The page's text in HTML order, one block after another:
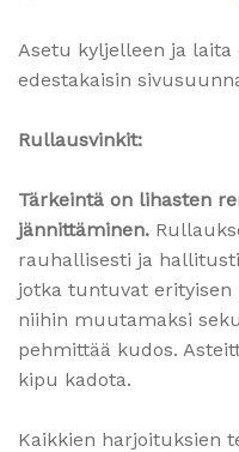
Asetu kyljelleen ja
edestakaisin
Rullausvinkit:
Tärkeintä on lihasten
jännittäminen.
rauhallisesti ja
jotka tuntuvat erityisen
niihin muutamaksi
pehmittää kudos.
kipu kadota.
Kaikkien harjoituksien